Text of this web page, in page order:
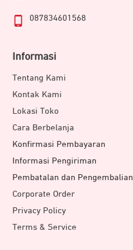
087834601568
Informasi
Tentang Kami
Kontak Kami
Lokasi Toko
Cara Berbelanja
Konfirmasi Pembayaran
Informasi Pengiriman
Pembatalan dan Pengembalian
Corporate Order
Privacy Policy
Terms & Service